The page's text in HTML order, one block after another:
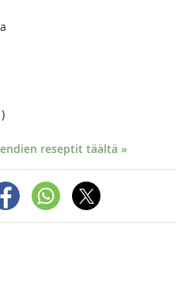
reseptit täältä »